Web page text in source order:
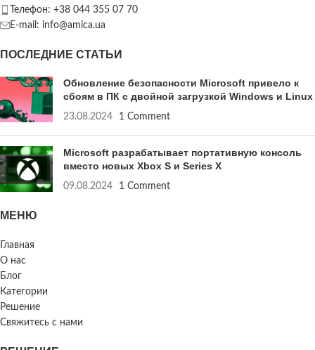
Телефон: +38 044 355 07 70
E-mail: info@amica.ua
ПОСЛЕДНИЕ СТАТЬИ
Обновление безопасности Microsoft привело к
сбоям в ПК с двойной загрузкой Windows и Linux
23.08.2024 1 Comment
Microsoft разрабатывает портативную консоль
вместо новых Xbox S и Series X
09.08.2024 1 Comment
МЕНЮ
Главная
О нас
Блог
Категории
Решение
Свяжитесь с нами